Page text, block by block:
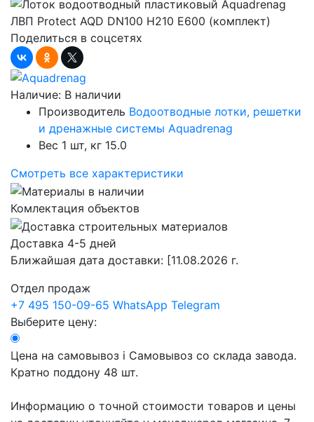
Поделиться в соцсетях
Наличие: В наличии
Производитель Водоотводные лотки, решетки
и дренажные системы Aquadrenag
Вес 1 шт, кг 15.0
Смотреть все характеристики
Комлектация объектов
Доставка 4-5 дней
Ближайшая дата доставки: [11.08.2026 г.
Отдел продаж
+7 495 150-09-65 WhatsApp Telegram
Выберите цену:
Цена на самовывоз i Самовывоз со склада завода.
Кратно поддону 48 шт.
Информацию о точной стоимости товаров и цены